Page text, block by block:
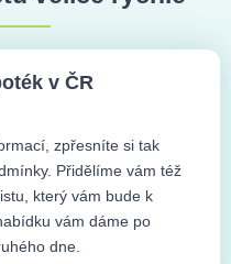
v ČR
zpřesníte si tak
Přidělíme vám též
který vám bude k
vám dáme po
dne.